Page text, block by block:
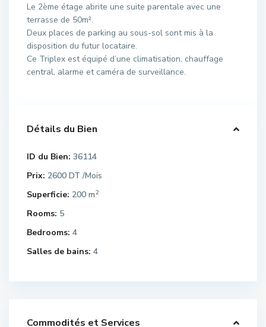
Le 2ème étage abrite une suite parentale avec une
terrasse de 50m².
Deux places de parking au sous-sol sont mis à la
disposition du futur locataire.
Ce Triplex est équipé d’une climatisation, chauffage
central, alarme et caméra de surveillance.
Détails du Bien
ID du Bien: 36114
Prix: 2600 DT /Mois
Superficie: 200 m2
Rooms: 5
Bedrooms: 4
Salles de bains: 4
Commodités et Services